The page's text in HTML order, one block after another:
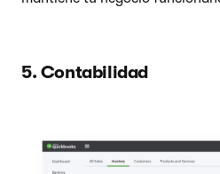
5. Contabilidad